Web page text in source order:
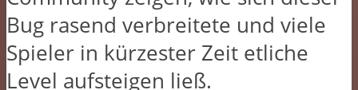
Bug rasend verbreitete und viele
Spieler in kürzester Zeit etliche
Level aufsteigen ließ.